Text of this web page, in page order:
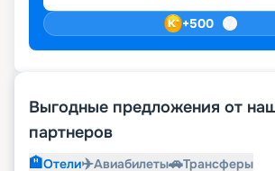
+500
Выгодные предложения от
партнеров
🏨Отели✈️Авиабилеты🚗Трансферы